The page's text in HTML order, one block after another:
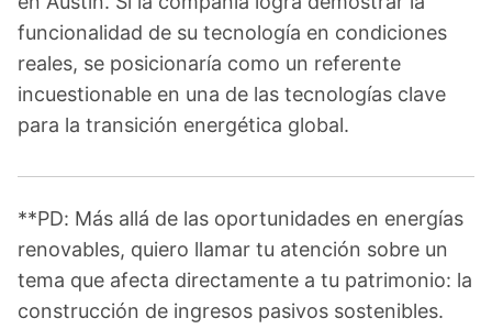
funcionalidad de su tecnología en condiciones
reales, se posicionaría como un referente
incuestionable en una de las tecnologías clave
para la transición energética global.
**PD: Más allá de las oportunidades en energías
renovables, quiero llamar tu atención sobre un
tema que afecta directamente a tu patrimonio: la
construcción de ingresos pasivos sostenibles.